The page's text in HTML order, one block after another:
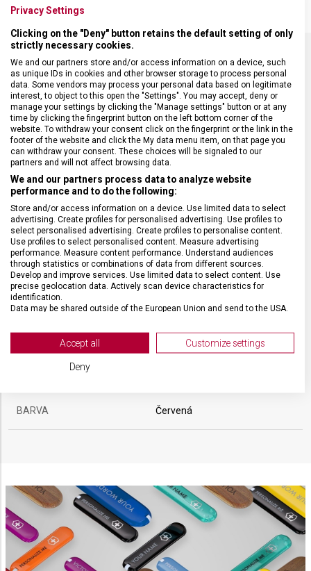
SPECIFIKACE PRODUKTU
DRUH ZBOŽÍ Kapesní nože
ZÁRUKA 24 měsíců
HMOTNOST 82 g
UZAMYKATELNÁ ČEPEL Ne
POČET FUNKCÍ
VELIKOST 9,1 x 1,8 cm
BARVA Červená
Privacy Settings
Clicking on the "Deny" button retains the default setting of only
strictly necessary cookies.
We and our partners store and/or access information on a device, such
as unique IDs in cookies and other browser storage to process personal
data. Some vendors may process your personal data based on legitimate
interest, to object to this open the "Settings". You may accept, deny or
manage your settings by clicking the "Manage settings" button or at any
time by clicking the fingerprint button on the left bottom corner of the
website. To withdraw your consent click on the fingerprint or the link in the
footer of the website and click the My data menu item, on that page you
can withdraw your consent. These choices will be signaled to our
partners and will not affect browsing data.
We and our partners process data to analyze website
performance and to do the following:
Store and/or access information on a device. Use limited data to select
advertising. Create profiles for personalised advertising. Use profiles to
select personalised advertising. Create profiles to personalise content.
Use profiles to select personalised content. Measure advertising
performance. Measure content performance. Understand audiences
through statistics or combinations of data from different sources.
Develop and improve services. Use limited data to select content. Use
precise geolocation data. Actively scan device characteristics for
identification.
Data may be shared outside of the European Union and send to the USA.
View Partner List (2 IAB Vendors)
We use your data for the following purposes:
Use limited data to select advertising
Use profiles to select personalised
advertising
Create profiles to personalise content
Use profiles to select personalised content
Accept all Customize settings
Deny